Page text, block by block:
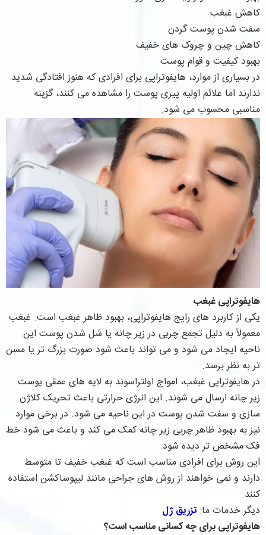
کاهش غبغب
سفت شدن پوست گردن
کاهش چین و چروک های خفیف
بهبود کیفیت و قوام پوست
در بسیاری از موارد، هایفوتراپی برای افرادی که هنوز افتادگی شدید
ندارند اما علائم اولیه پیری پوست را مشاهده می کنند، گزینه
مناسبی محسوب می شود.
هایفوتراپی غبغب
یکی از کاربرد های رایج هایفوتراپی، بهبود ظاهر غبغب است. غبغب
معمولاً به دلیل تجمع چربی در زیر چانه یا شل شدن پوست این
ناحیه ایجاد می شود و می تواند باعث شود صورت بزرگ تر یا مسن
تر به نظر برسد.
در هایفوتراپی غبغب، امواج اولتراسوند به لایه های عمقی پوست
زیر چانه ارسال می شوند. این انرژی حرارتی باعث تحریک کلاژن
سازی و سفت شدن پوست در این ناحیه می شود. در برخی موارد
نیز به بهبود ظاهر چربی زیر چانه کمک می کند و باعث می شود خط
فک مشخص تر دیده شود.
این روش برای افرادی مناسب است که غبغب خفیف تا متوسط
دارند و نمی خواهند از روش های جراحی مانند لیپوساکشن استفاده
کنند.
دیگر خدمات ما: تزریق ژل
هایفوتراپی برای چه کسانی مناسب است؟